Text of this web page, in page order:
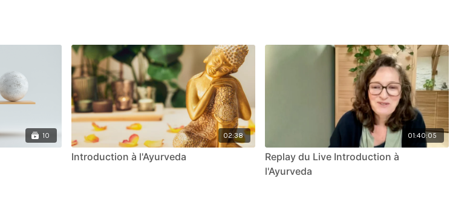
10 02:38
Introduction à l'Ayurveda
01:40:05
Replay du Live Introduction à
l'Ayurveda